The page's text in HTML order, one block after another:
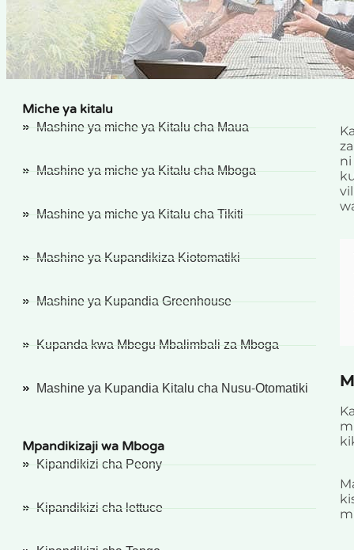
Miche ya kitalu
Mashine ya miche ya Kitalu cha Maua
Mashine ya miche ya Kitalu cha Mboga
Mashine ya miche ya Kitalu cha Tikiti
Mashine ya Kupandikiza Kiotomatiki
Mashine ya Kupandia Greenhouse
Kupanda kwa Mbegu Mbalimbali za Mboga
Mashine ya Kupandia Kitalu cha Nusu-Otomatiki
Mpandikizaji wa Mboga
Kipandikizi cha Peony
Kipandikizi cha lettuce
ni